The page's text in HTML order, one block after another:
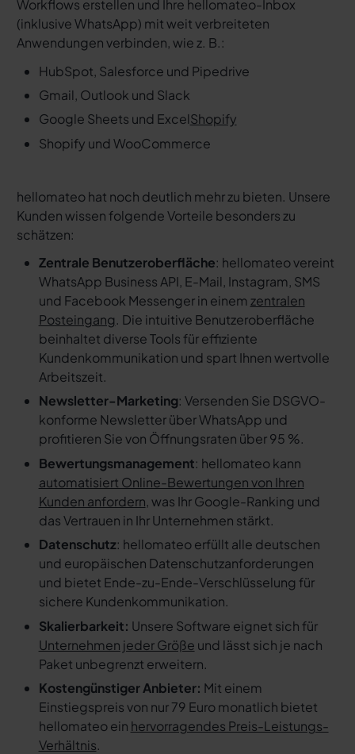
Workflows erstellen und Ihre hellomateo-Inbox
(inklusive WhatsApp) mit weit verbreiteten
Anwendungen verbinden, wie z. B.:
HubSpot, Salesforce und Pipedrive
Gmail, Outlook und Slack
Google Sheets und ExcelShopify
Shopify und WooCommerce
hellomateo hat noch deutlich mehr zu bieten. Unsere
Kunden wissen folgende Vorteile besonders zu
schätzen:
Zentrale Benutzeroberfläche: hellomateo vereint
WhatsApp Business API, E-Mail, Instagram, SMS
und Facebook Messenger in einem zentralen
Posteingang. Die intuitive Benutzeroberfläche
beinhaltet diverse Tools für effiziente
Kundenkommunikation und spart Ihnen wertvolle
Arbeitszeit.
Newsletter-Marketing: Versenden Sie DSGVO-
konforme Newsletter über WhatsApp und
profitieren Sie von Öffnungsraten über 95 %.
Bewertungsmanagement: hellomateo kann
automatisiert Online-Bewertungen von Ihren
Kunden anfordern, was Ihr Google-Ranking und
das Vertrauen in Ihr Unternehmen stärkt.
Datenschutz: hellomateo erfüllt alle deutschen
und europäischen Datenschutzanforderungen
und bietet Ende-zu-Ende-Verschlüsselung für
sichere Kundenkommunikation.
Skalierbarkeit: Unsere Software eignet sich für
Unternehmen jeder Größe und lässt sich je nach
Paket unbegrenzt erweitern.
Kostengünstiger Anbieter: Mit einem
Einstiegspreis von nur 79 Euro monatlich bietet
hellomateo ein hervorragendes Preis-Leistungs-
Verhältnis.